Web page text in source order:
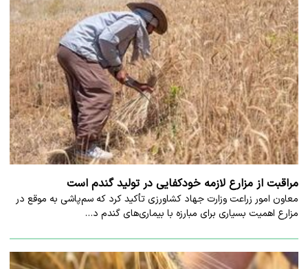
مراقبت از مزارع لازمه خودکفایی در تولید گندم است
معاون امور زراعت وزارت جهاد کشاورزی تأکید کرد که سم‌پاشی به موقع در
مزارع اهمیت بسیاری برای مبارزه با بیماری‌های گندم د…